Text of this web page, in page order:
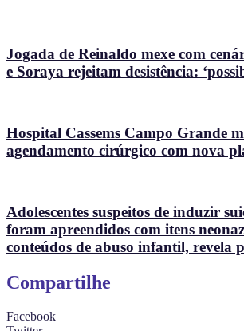
Jogada de Reinaldo mexe com
e Soraya rejeitam desistência:
Hospital Cassems Campo Grande
agendamento cirúrgico com nova
Adolescentes suspeitos de induzir
foram apreendidos com itens
conteúdos de abuso infantil, revela
Compartilhe
Facebook